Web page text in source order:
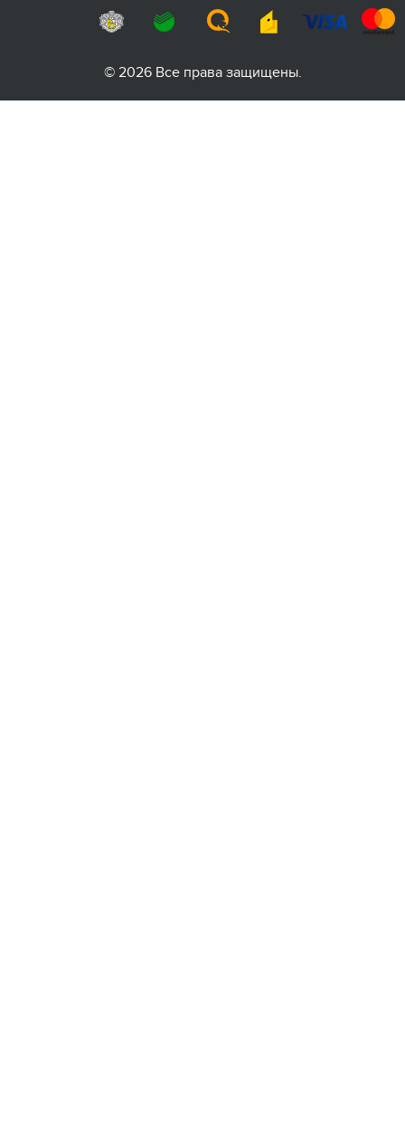
© 2026 Все права защищены.